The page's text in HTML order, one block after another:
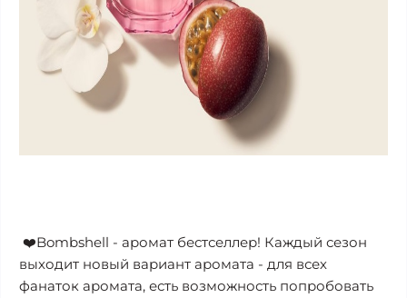
❤️Bombshell - аромат бестселлер! Каждый сезон
выходит новый вариант аромата - для всех
фанаток аромата, есть возможность попробовать